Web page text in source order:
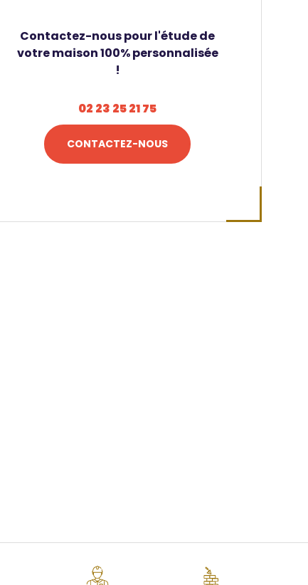
Contactez-nous pour l'étude de
votre maison 100% personnalisée
!
02 23 25 21 75
CONTACTEZ-NOUS